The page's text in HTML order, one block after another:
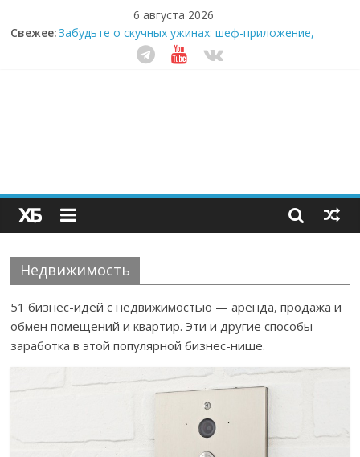
6 августа 2026
Свежее:Забудьте о скучных ужинах: шеф-приложение,
которое видит вашу еду насквозь
Небо зовёт: как бизнес на полётах дронов и
Секрет супергидратации: почему кокосовая вода с
пребиотиками становится главным трендом
здорового питания
Недвижимость
51 бизнес-идей с недвижимостью — аренда, продажа и
обмен помещений и квартир. Эти и другие способы
заработка в этой популярной бизнес-нише.